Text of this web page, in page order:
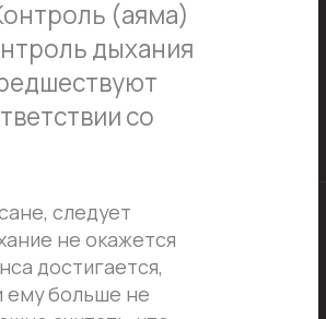
не
что
что